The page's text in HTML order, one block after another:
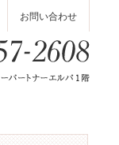
お問い合わせ